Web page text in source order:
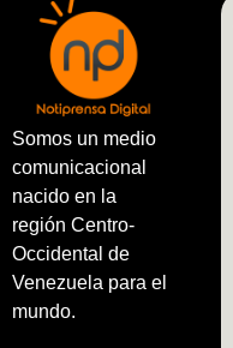
Somos un medio
comunicacional
nacido en la
región Centro-
Occidental de
Venezuela para el
mundo.